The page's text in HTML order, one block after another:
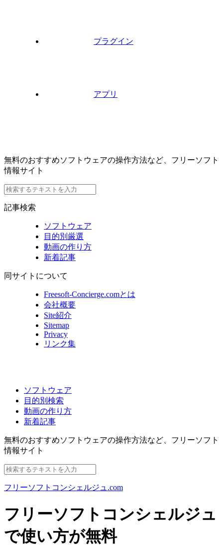
プラグイン
アプリ
無料のおすすめソフトウェアの操作方法など、フリーソフト
情報サイト
記事検索
ソフトウェア
目的別厳選
動画の作り方
新着記事
同サイトについて
Freesoft-Concierge.comとは
会社概要
Site紹介
Sitemap
Privacy
リンク集
ソフトウェア
目的別検索
動画の作り方
新着記事
無料のおすすめソフトウェアの操作方法など、 フリーソフト
情報サイト
フリーソフトコンシェルジュ.com
フリーソフトコンシェルジュ
で使い方が無料